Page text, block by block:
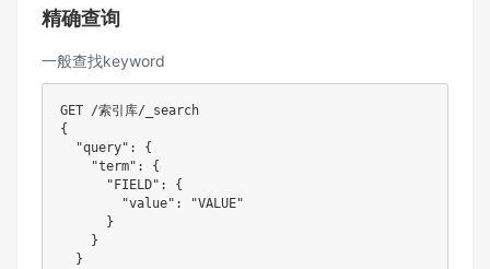
精确查询
一般查找keyword
GET /索引库/_search
{
  "query": {
    "term": {
      "FIELD": {
        "value": "VALUE"
      }
    }
  }